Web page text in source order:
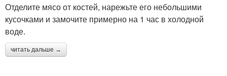
Отделите мясо от костей, нарежьте его небольшими
кусочками и замочите примерно на 1 час в холодной
воде.
читать дальше →